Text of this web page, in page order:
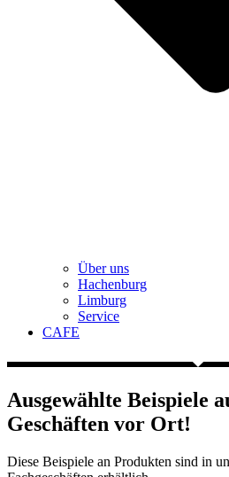
Über uns
Hachenburg
Limburg
Service
CAFE
Ausgewählte Beispiele
Geschäften vor Ort!
Diese Beispiele an Produkten sind in